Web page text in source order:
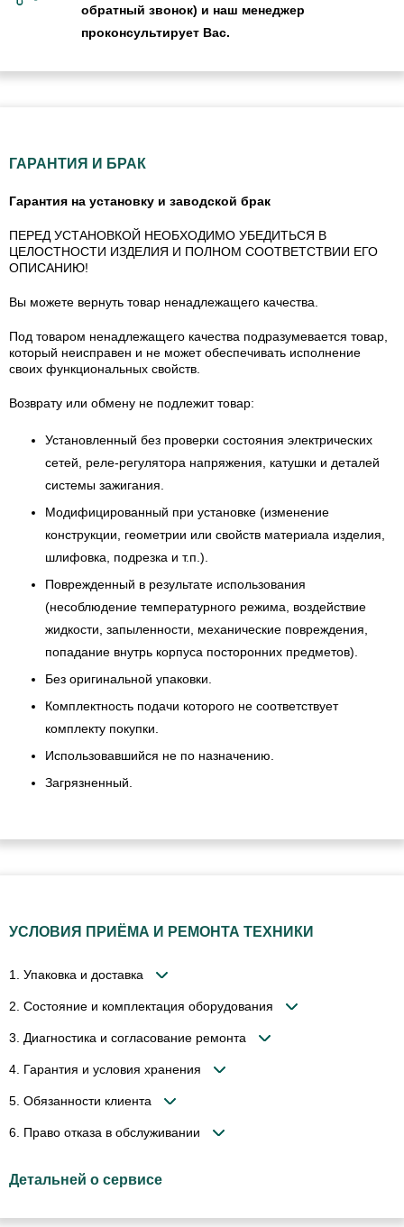
обратный звонок) и наш менеджер
проконсультирует Вас.
ГАРАНТИЯ И БРАК
Гарантия на установку и заводской брак
ПЕРЕД УСТАНОВКОЙ НЕОБХОДИМО УБЕДИТЬСЯ В
ЦЕЛОСТНОСТИ ИЗДЕЛИЯ И ПОЛНОМ СООТВЕТСТВИИ ЕГО
ОПИСАНИЮ!
Вы можете вернуть товар ненадлежащего качества.
Под товаром ненадлежащего качества подразумевается товар,
который неисправен и не может обеспечивать исполнение
своих функциональных свойств.
Возврату или обмену не подлежит товар:
Установленный без проверки состояния электрических
сетей, реле-регулятора напряжения, катушки и деталей
системы зажигания.
Модифицированный при установке (изменение
конструкции, геометрии или свойств материала изделия,
шлифовка, подрезка и т.п.).
Поврежденный в результате использования
(несоблюдение температурного режима, воздействие
жидкости, запыленности, механические повреждения,
попадание внутрь корпуса посторонних предметов).
Без оригинальной упаковки.
Комплектность подачи которого не соответствует
комплекту покупки.
Использовавшийся не по назначению.
Загрязненный.
УСЛОВИЯ ПРИЁМА И РЕМОНТА ТЕХНИКИ
1. Упаковка и доставка
2. Состояние и комплектация оборудования
3. Диагностика и согласование ремонта
4. Гарантия и условия хранения
5. Обязанности клиента
6. Право отказа в обслуживании
Детальней о сервисе